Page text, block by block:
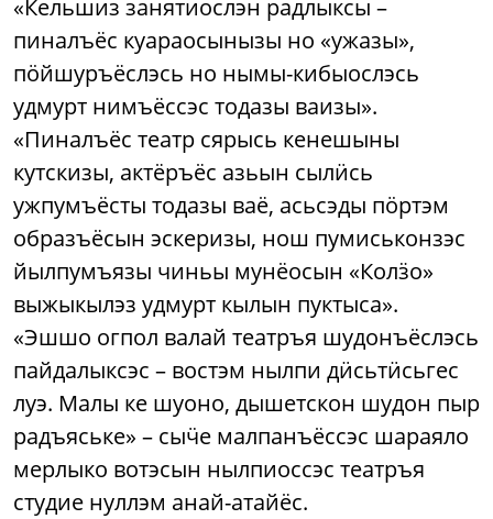
«Кельшиз занятиослэн радлыксы –
пиналъёс куараосынызы но «ужазы»,
пӧйшуръёслэсь но нымы-кибыослэсь
удмурт нимъёссэс тодазы ваизы».
«Пиналъёс театр сярысь кенешыны
кутскизы, актёръёс азьын сылӥсь
ужпумъёсты тодазы ваё, асьсэды пӧртэм
образъёсын эскеризы, нош пумиськонзэс
йылпумъязы чиньы мунёосын «Колӟо»
выжыкылэз удмурт кылын пуктыса».
«Эшшо огпол валай театръя шудонъёслэсь
пайдалыксэс – востэм нылпи дӥсьтӥсьгес
луэ. Малы ке шуоно, дышетскон шудон пыр
радъяське» – сыӵе малпанъёссэс шараяло
мерлыко вотэсын нылпиоссэс театръя
студие нуллэм анай-атайёс.